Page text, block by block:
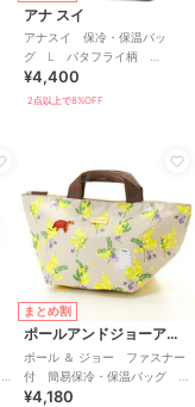
アナ スイ
アナスイ 保冷・保温バッ
グ L バタフライ柄
【ANNA SUI】
¥4,400
2点以上で8%OFF
まとめ割
ポールアンドジョーアクセソワ
ポール ＆ ジョー ファスナー
付 簡易保冷・保温バッグ
ミモザとジプシー＆ヌネット
¥4,180